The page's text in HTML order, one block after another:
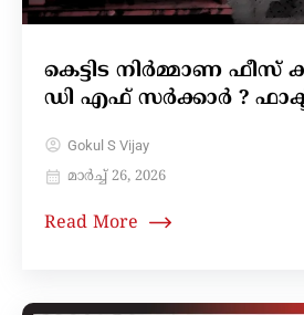
കെട്ടിട നിർമ്മാണ
ഡി എഫ് സർക്കാർ ?
Gokul S Vijay
മാർച്ച്‌ 26, 2026
Read More